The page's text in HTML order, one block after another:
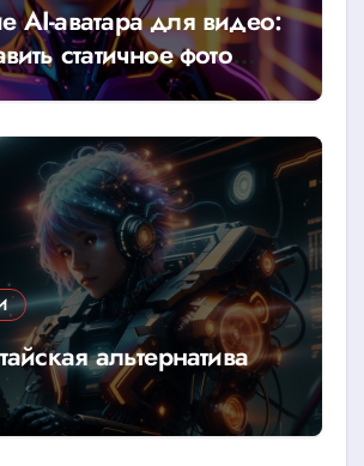
AI-аватара для видео:
статичное фото
альтернатива